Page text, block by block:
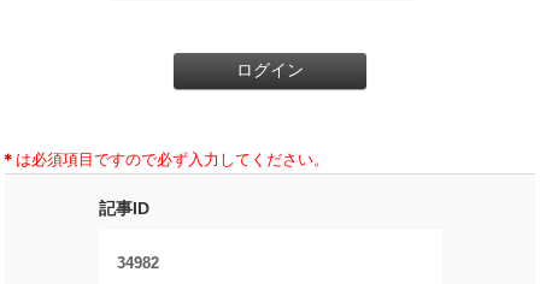
＊ は必須項目ですので必ず入力してください。
記事ID
34982